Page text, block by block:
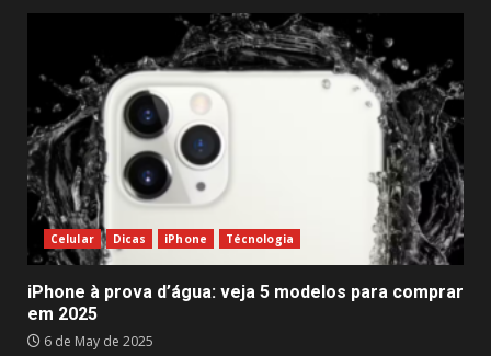
Celular Dicas iPhone Técnologia
iPhone à prova d’água: veja 5 modelos para comprar
em 2025
6 de May de 2025